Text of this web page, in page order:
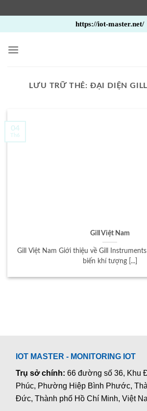
qua
nội
https://iot-master.net/
LƯU TRỮ THẺ: ĐẠI DIỆN
Gill Việt Nam
Gill Việt Nam Giới thiệu về Gill
biến khí tượng [...]
04
Th6
IOT MASTER - MONITORING IOT
Trụ sở chính:66 đường số 36, Khu
Phúc, Phường Hiệp Bình Phước,
Đức, Thành phố Hồ Chí Minh, Việt